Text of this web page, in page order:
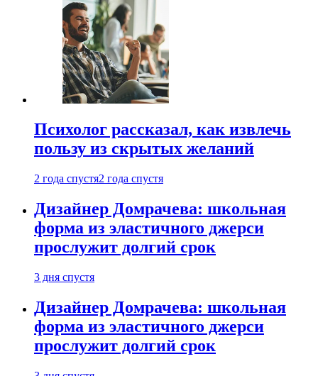
Психолог рассказал, как извлечь
пользу из скрытых желаний
2 года спустя2 года спустя
Дизайнер Домрачева: школьная
форма из эластичного джерси
прослужит долгий срок
3 дня спустя
Дизайнер Домрачева: школьная
форма из эластичного джерси
прослужит долгий срок